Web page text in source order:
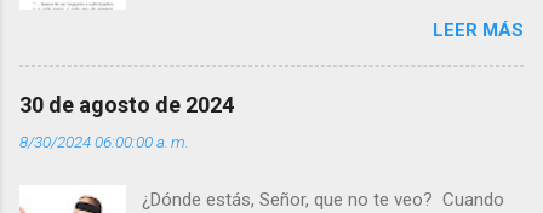
super hombre? - ¿Superas tu fragilidad con la
gracia de Dios? Julián Escobar. | Lecturas del
Día (+ Leer ). | Evangelio y Meditación (+ Leer ) |
LEER MÁS
30 de agosto de 2024
8/30/2024 06:00:00 a. m.
¿Dónde estás, Señor, que no te veo? Cuando